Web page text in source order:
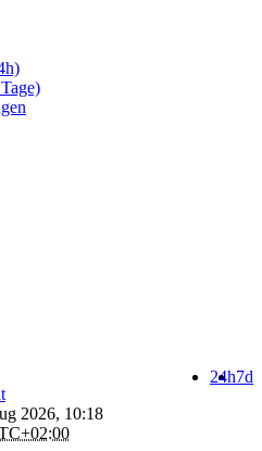
7d
24h
2026, 10:18